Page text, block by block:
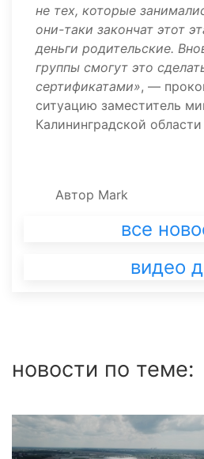
не тех, которые
они-таки закончат этот
деньги родительские.
группы смогут это
сертификатами», —
ситуацию заместитель
Калининградской
Автор Mark
все
видео
новости по теме: